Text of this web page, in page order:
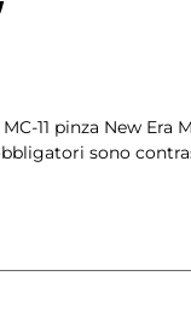
11 pinza New
sono